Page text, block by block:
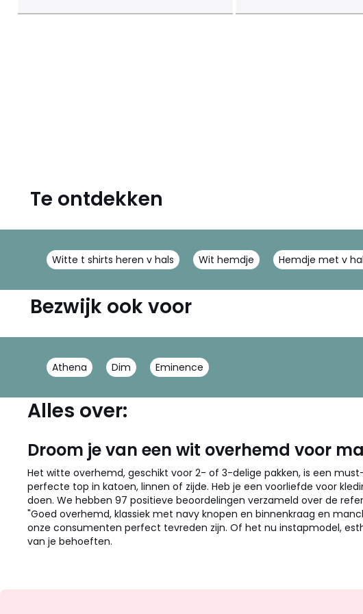
Te ontdekken
Witte t shirts heren v hals Wit hemdje Hemdje met v
Bezwijk ook voor
Athena Dim Eminence
Alles over:
Droom je van een wit overhemd voor
Het witte overhemd, geschikt voor 2- of 3-delige pakken, is een
perfecte top in katoen, linnen of zijde. Heb je een voorliefde voor
doen. We hebben 97 positieve beoordelingen verzameld over de
"Goed overhemd, klassiek met navy knopen en binnenkraag en
onze consumenten perfect tevreden zijn. Of het nu instapmodel,
van je behoeften.